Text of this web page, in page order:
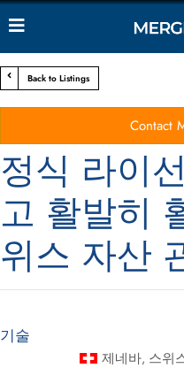
Back to Listings
Contact
정식 라이
고 활발히
위스 자산
기술
제네바, 스위